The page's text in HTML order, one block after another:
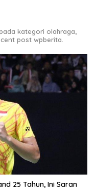
kategori olahraga,
post wpberita.
25 Tahun, Ini Saran